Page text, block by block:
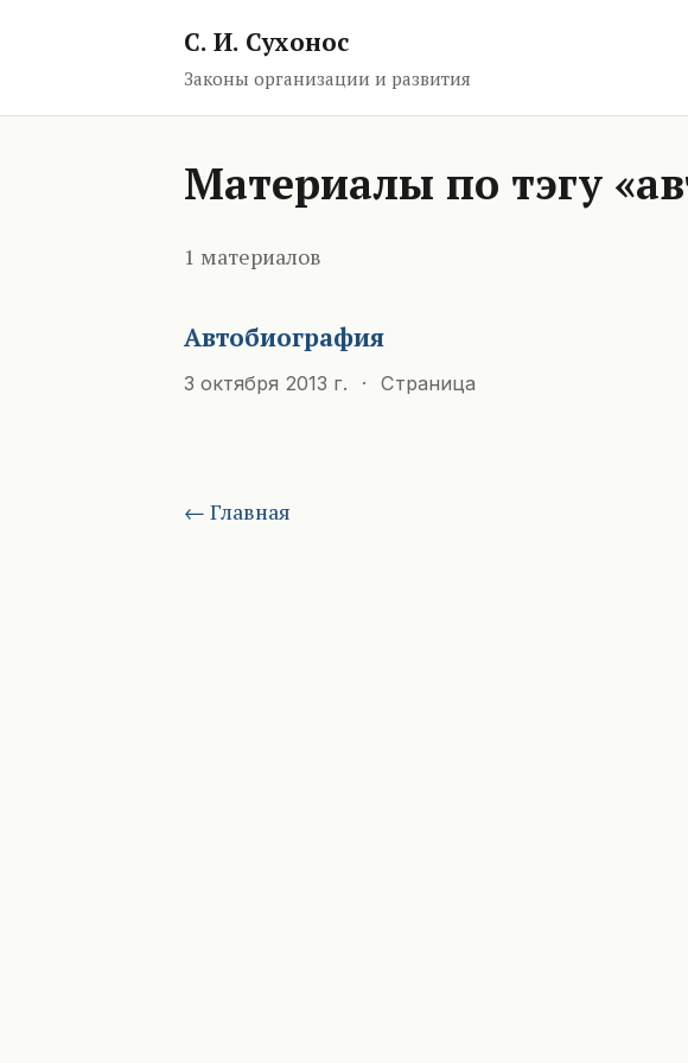
С. И. Сухонос
Законы организации и развития
Материалы по тэгу
1 материалов
Автобиография
3 октября 2013 г. · Страница
← Главная